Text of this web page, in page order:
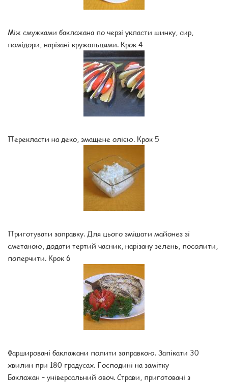
Між смужками баклажана по черзі укласти шинку, сир,
помідори, нарізані кружальцями. Крок 4
Перекласти на деко, змащене олією. Крок 5
Приготувати заправку. Для цього змішати майонез зі
сметаною, додати тертий часник, нарізану зелень, посолити,
поперчити. Крок 6
Фаршировані баклажани полити заправкою. Запікати 30
хвилин при 180 градусах. Господині на замітку
Баклажан – універсальний овоч. Страви, приготовані з